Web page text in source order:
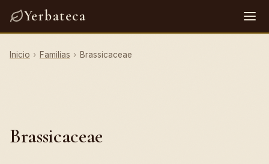
Yerbateca
Inicio › Familias › Brassicaceae
Brassicaceae